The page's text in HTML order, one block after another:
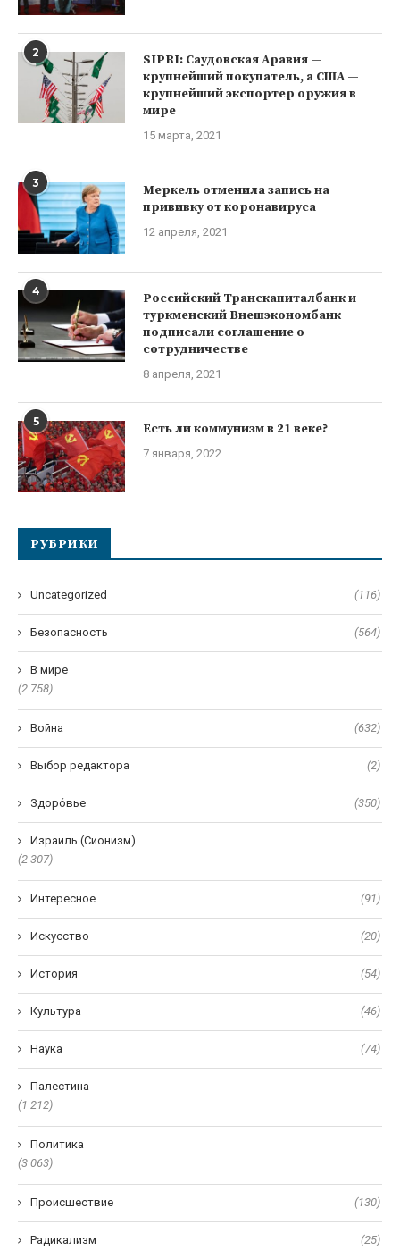
2
SIPRI: Саудовская Аравия —
крупнейший покупатель, а США —
крупнейший экспортер оружия в
мире
15 марта, 2021
3
Меркель отменила запись на
прививку от коронавируса
12 апреля, 2021
4
Российский Транскапиталбанк и
туркменский Внешэкономбанк
подписали соглашение о
сотрудничестве
8 апреля, 2021
5 Есть ли коммунизм в 21 веке?
7 января, 2022
РУБРИКИ
Uncategorized (116)
Безопасность (564)
В мире
(2 758)
Война (632)
Выбор редактора (2)
Здоро́вье (350)
Израиль (Сионизм)
(2 307)
Интересное (91)
Искусство (20)
История (54)
Культура (46)
Наука (74)
Палестина
(1 212)
Политика
(3 063)
Происшествие (130)
Радикализм (25)